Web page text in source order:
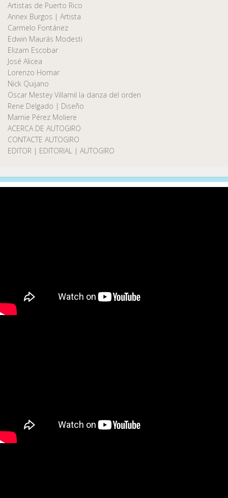
Artistas de Puerto Rico
Annex Burgos | Artista
Carmelo Fontánez
Edwin Maurás Modesti
Elizam Escobar
José Alicea
Lorenzo Homar
Nick Quijano
Oscar Mestey Villamil la danza del orden
Rene Delgado | Diseño
Marnie Pérez Moliere
ACERCA DE AUTOGIRO
CONTACTE AUTOGIRO
EDITOR | EDITORIAL | AUTOGIRO